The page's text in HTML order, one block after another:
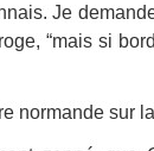
Je
“mais si
normande sur